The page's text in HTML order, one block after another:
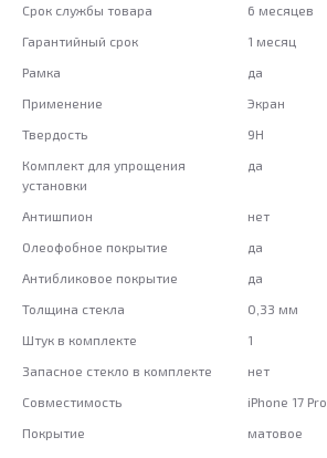
Срок службы товара
6 месяцев
Гарантийный срок
1 месяц
Рамка
да
Применение
Экран
Твердость
9H
Комплект для упрощения
установки
да
Антишпион
нет
Олеофобное покрытие
да
Антибликовое покрытие
да
Толщина стекла
0,33 мм
Штук в комплекте
1
Запасное стекло в комплекте
нет
Совместимость
iPhone 17
Покрытие
матовое